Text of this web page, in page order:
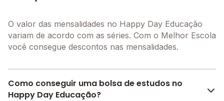
O valor das mensalidades no Happy Day Educação
variam de acordo com as séries. Com o Melhor Escola
você consegue descontos nas mensalidades.
Como conseguir uma bolsa de estudos no
Happy Day Educação?